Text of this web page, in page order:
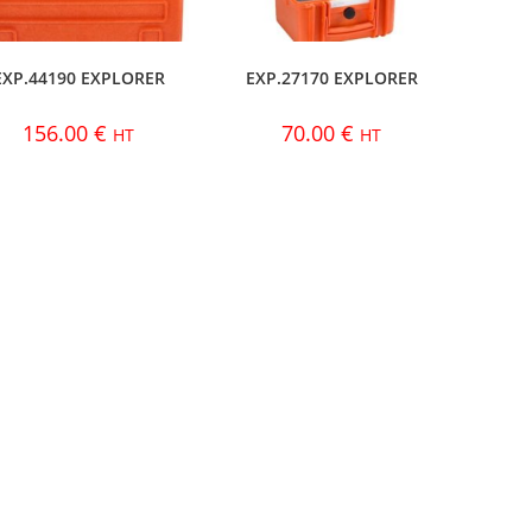
EXPLORER
156.00€ HT
EXP.27170 EXPLORER
70.00€ HT